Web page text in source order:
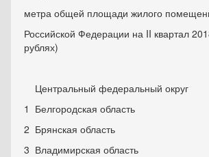
метра общей площади жилого
Российской Федерации на II квартал
рублях)
Центральный федеральный округ
1 Белгородская область
2 Брянская область
3 Владимирская область